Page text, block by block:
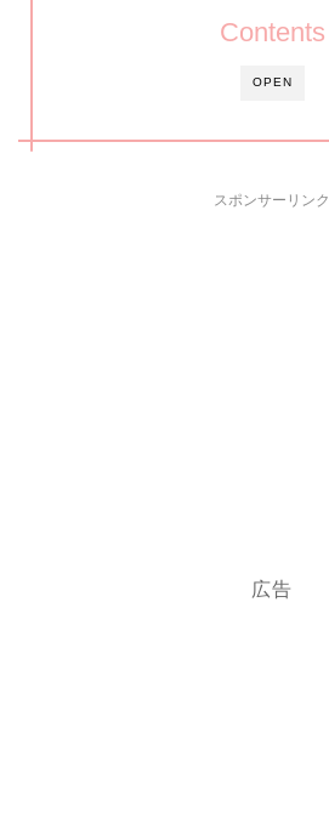
OPEN
Contents
スポンサーリンク
広告